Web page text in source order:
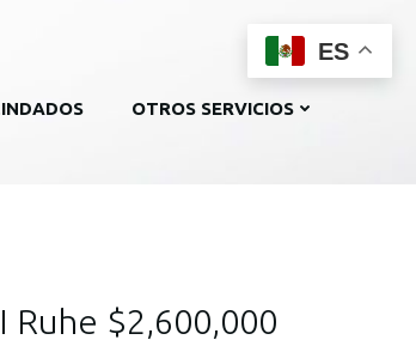
OTROS SERVICIOS
Ruhe $2,600,000
ES